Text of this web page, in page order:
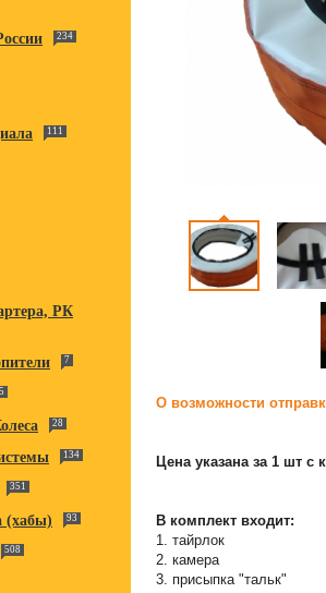
234
111
РК
7
28
134
351
(хабы) 93
508
О возможности
Цена указана за 1 шт с
В комплект входит:
1. тайрлок
2. камера
3. присыпка "тальк"